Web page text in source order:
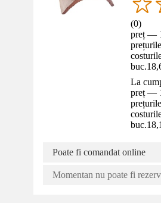
(0)
preț —
buc.
La
preț —
buc.
Poate fi comandat online
Momentan nu poate fi